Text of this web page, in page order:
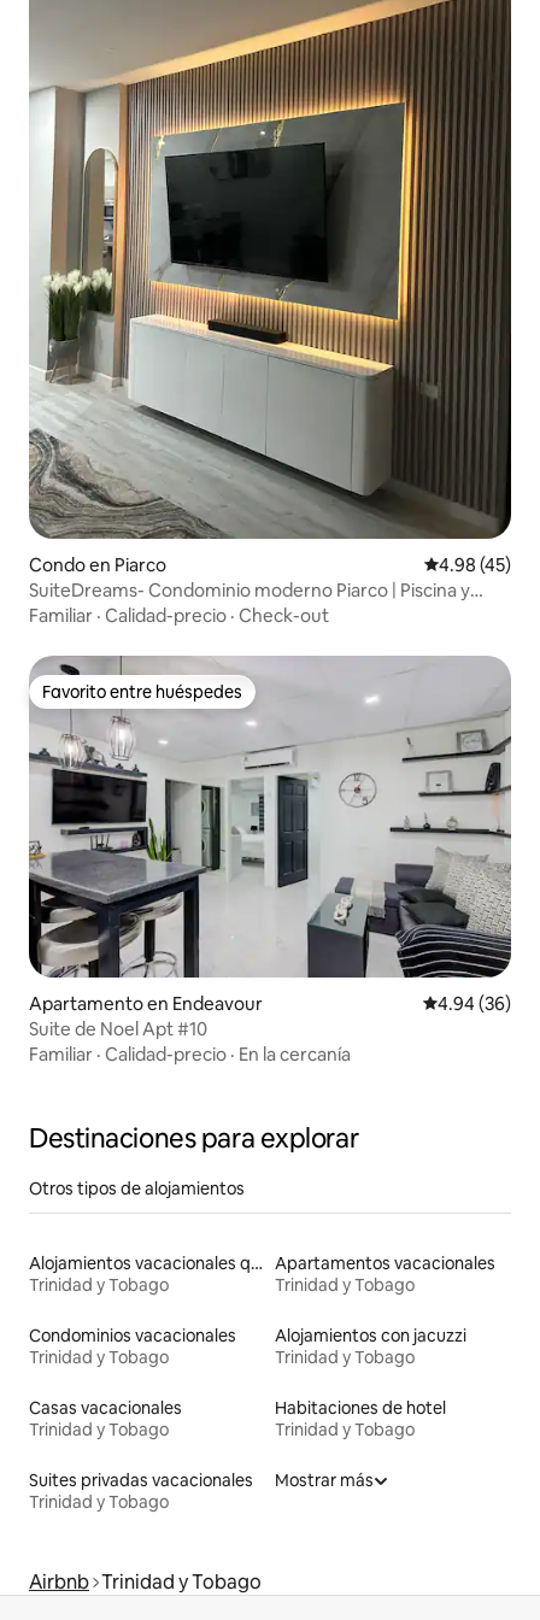
Condo en Piarco Calificación
4.98 (45)
SuiteDreams- Condominio moderno Piarco | Piscina y
gimnasio
Familiar · Calidad-precio · Check-out
Favorito entre huéspedes
Favorito entre huéspedes
Apartamento en Endeavour Calificación
4.94 (36)
Suite de Noel Apt #10
Familiar · Calidad-precio · En la cercanía
Destinaciones para explorar
Otros tipos de alojamientos
Alojamientos vacacionales que admiten mascotas
Trinidad y Tobago
Apartamentos vacacionales
Trinidad y Tobago
Condominios vacacionales
Trinidad y Tobago
Alojamientos con jacuzzi
Trinidad y Tobago
Casas vacacionales
Trinidad y Tobago
Habitaciones de hotel
Trinidad y Tobago
Suites privadas vacacionales
Trinidad y Tobago
Mostrar más
Airbnb Trinidad y Tobago